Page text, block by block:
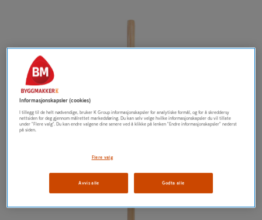
Informasjonskapsler (cookies)
I tillegg til de helt nødvendige, bruker K Group informasjonskapsler for analytiske formål, og for å skreddersy
nettsiden for deg gjennom målrettet markedsføring. Du kan selv velge hvilke informasjonskapsler du vil tillate
under "Flere valg". Du kan endre valgene dine senere ved å klikke på lenken "Endre informasjonskapsler" nederst
på siden.
Flere valg
Avvis alle Godta alle